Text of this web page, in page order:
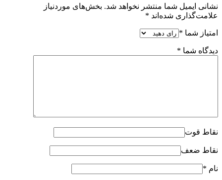
نشانی ایمیل شما منتشر نخواهد شد. بخش‌های موردنیاز
علامت‌گذاری شده‌اند *
امتیاز شما *
دیدگاه شما *
نقاط قوت
نقاط ضعف
نام *